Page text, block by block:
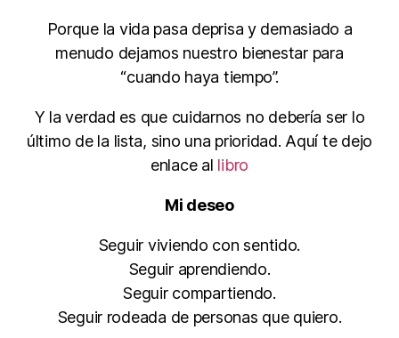
Porque la vida pasa deprisa y demasiado a
menudo dejamos nuestro bienestar para
“cuando haya tiempo”.
Y la verdad es que cuidarnos no debería ser lo
último de la lista, sino una prioridad. Aquí te dejo
enlace al libro
Mi deseo
Seguir viviendo con sentido.
Seguir aprendiendo.
Seguir compartiendo.
Seguir rodeada de personas que quiero.